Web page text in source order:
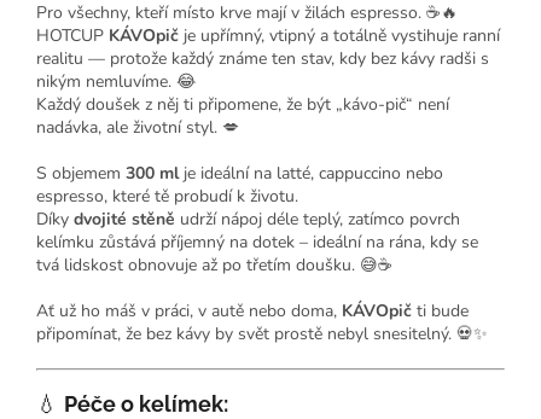
Pro všechny, kteří místo krve mají v žilách espresso. ☕🔥
HOTCUP KÁVOpič je upřímný, vtipný a totálně vystihuje ranní
realitu — protože každý známe ten stav, kdy bez kávy radši s
nikým nemluvíme. 😂
Každý doušek z něj ti připomene, že být „kávo-pič“ není
nadávka, ale životní styl. 💋
S objemem 300 mlje ideální na latté, cappuccino nebo
espresso, které tě probudí k životu.
Díky dvojité stěně udrží nápoj déle teplý, zatímco povrch
kelímku zůstává příjemný na dotek – ideální na rána, kdy se
tvá lidskost obnovuje až po třetím doušku. 😅☕
Ať už ho máš v práci, v autě nebo doma, KÁVOpič ti bude
připomínat, že bez kávy by svět prostě nebyl snesitelný. 💀✨
💧 Péče o kelímek: